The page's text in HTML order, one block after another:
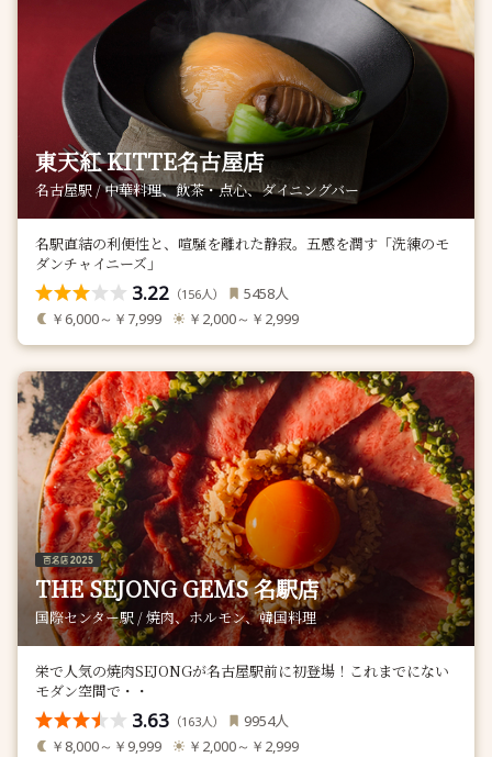
東天紅 KITTE名古屋店
名古屋駅 / 中華料理、飲茶・点心、ダイニングバー
名駅直結の利便性と、喧騒を離れた静寂。五感を潤す「洗練のモ
ダンチャイニーズ」
3.22 （156人） 5458人
￥6,000～￥7,999 ￥2,000～￥2,999
THE SEJONG GEMS 名駅店
国際センター駅 / 焼肉、ホルモン、韓国料理
栄で人気の焼肉SEJONGが名古屋駅前に初登場！これまでにない
モダン空間で・・
3.63 （163人） 9954人
￥8,000～￥9,999 ￥2,000～￥2,999